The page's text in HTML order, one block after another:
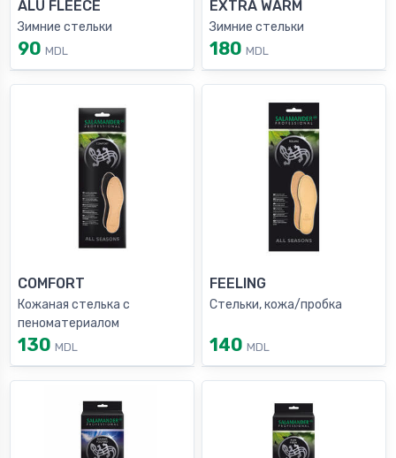
ALU FLEECE
Зимние стельки
90 MDL
EXTRA WARM
Зимние стельки
180 MDL
COMFORT
Кожаная стелька с
пеноматериалом
130 MDL
FEELING
Стельки, кожа/пробка
140 MDL